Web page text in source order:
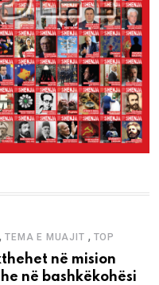
,TEMA E MUAJIT , TOP
në mision
në bashkëkohësi